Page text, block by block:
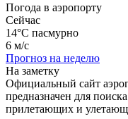
Погода в аэропорту
Сейчас
14°C пасмурно
6 м/с
Прогноз на неделю
На заметку
Официальный сайт
предназначен для
прилетающих и